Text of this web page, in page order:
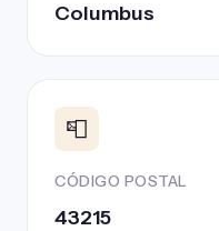
Columbus
📮
CÓDIGO POSTAL
43215